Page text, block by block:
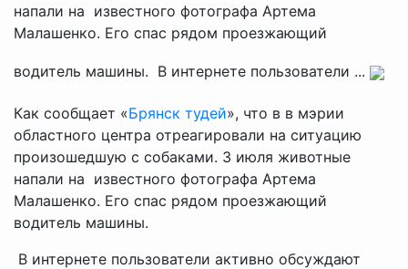
напали на известного фотографа Артема
Малашенко. Его спас рядом проезжающий
водитель машины. В интернете пользователи ...
Как сообщает «Брянск тудей», что в в мэрии
областного центра отреагировали на ситуацию
произошедшую с собаками. 3 июля животные
напали на известного фотографа Артема
Малашенко. Его спас рядом проезжающий
водитель машины.
В интернете пользователи активно обсуждают